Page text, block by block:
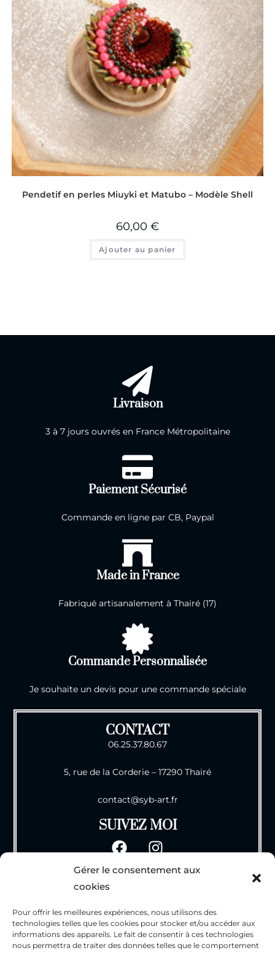
Gérer le consentement aux
cookies
Pour offrir les meilleures expériences, nous utilisons des
technologies telles que les cookies pour stocker et/ou accéder aux
informations des appareils. Le fait de consentir à ces technologies
nous permettra de traiter des données telles que le comportement
Pendetif en perles Miuyki et Matubo – Modèle Shell
60,00 €
Ajouter au panier
Livraison
3 à 7 jours ouvrés en France Métropolitaine
Paiement Sécurisé
Commande en ligne par CB, Paypal
Made in France
Fabriqué artisanalement à Thairé (17)
Commande Personnalisée
Je souhaite un devis pour une commande spéciale
CONTACT
06.25.37.80.67
5, rue de la Corderie – 17290 Thairé
contact@syb-art.fr
SUIVEZ MOI
Mentions Légales
Politique de Confidentialité
Politique des cookies